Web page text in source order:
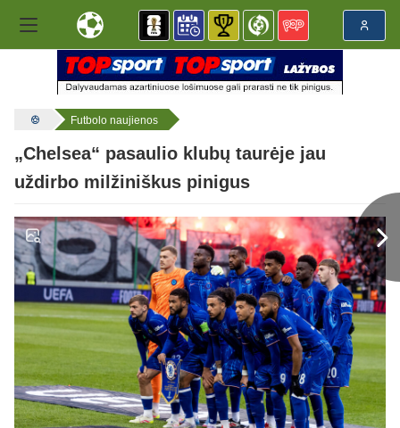
Futbolo naujienos
„Chelsea“ pasaulio klubų taurėje jau
uždirbo milžiniškus pinigus